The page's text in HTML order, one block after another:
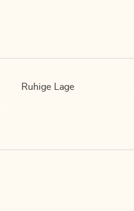
Ruhige Lage